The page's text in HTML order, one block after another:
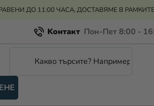
ДО 11:00 ЧАСА, ДОСТАВЯМЕ В
Kонтакт
и връщане на парите